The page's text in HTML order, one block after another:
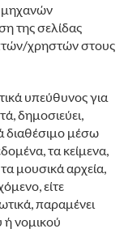
μηχανών
της σελίδας
χρηστών στους
υπεύθυνος για
δημοσιεύει,
διαθέσιμο μέσω
τα κείμενα,
μουσικά αρχεία,
είτε
παραμένει
ή νομικού